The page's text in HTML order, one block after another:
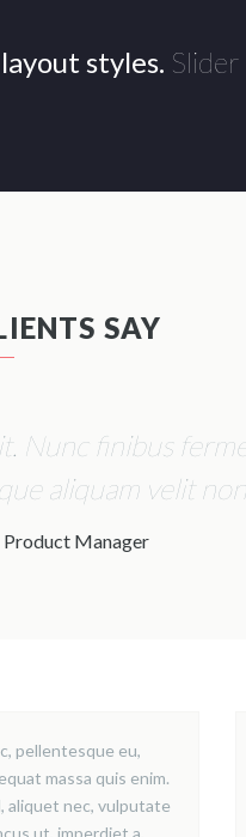
styles. Slider
SAY
Nunc finibus
aliquam velit
Product Manager
pellentesque eu,
massa quis enim.
aliquet nec, vulputate
ut, imperdiet a,